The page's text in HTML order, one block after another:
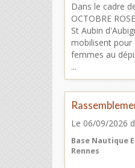
Dans le cadre
OCTOBRE
St Aubin
mobilisent pour
femmes au
...
Le 06/09/2026
Base Nautique
Rennes